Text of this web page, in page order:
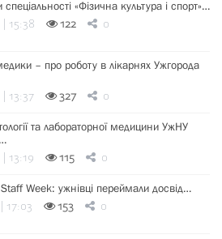
спеціальності «Фізична культура і спорт»…
15:38 122 0
– про роботу в лікарнях Ужгорода
13:37 327 0
та лабораторної медицини УжНУ
13:19 115 0
Week: ужнівці переймали досвід…
17:03 153 0